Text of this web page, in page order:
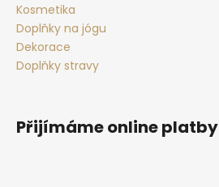
Kosmetika
Doplňky na jógu
Dekorace
Doplňky stravy
Přijímáme online platby